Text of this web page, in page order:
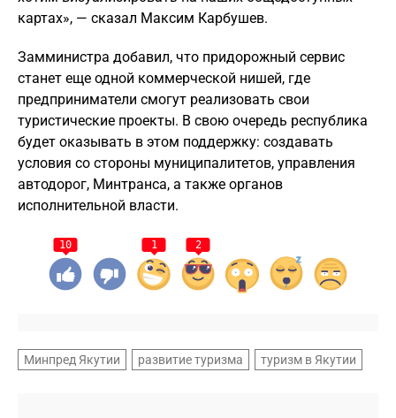
картах», — сказал Максим Карбушев.
Замминистра добавил, что придорожный сервис
станет еще одной коммерческой нишей, где
предприниматели смогут реализовать свои
туристические проекты. В свою очередь республика
будет оказывать в этом поддержку: создавать
условия со стороны муниципалитетов, управления
автодорог, Минтранса, а также органов
исполнительной власти.
10 1 2
Минпред Якутии развитие туризма туризм в Якутии